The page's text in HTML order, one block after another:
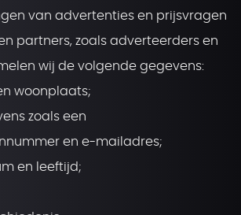
van advertenties en prijsvragen
partners, zoals adverteerders en
wij de volgende gegevens:
woonplaats;
zoals een
en e-mailadres;
en leeftijd;